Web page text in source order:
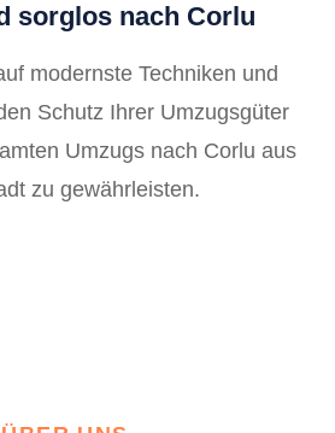
sorglos nach Corlu
modernste Techniken und
Schutz Ihrer Umzugsgüter
Umzugs nach Corlu aus
zu gewährleisten.